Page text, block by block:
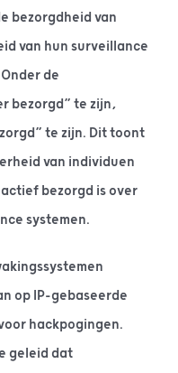
bezorgdheid van
van hun surveillance
de
bezorgd” te zijn,
te zijn. Dit toont
van individuen
bezorgd is over
systemen.
op IP-gebaseerde
hackpogingen.
geleid dat